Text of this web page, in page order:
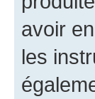
avoir
les